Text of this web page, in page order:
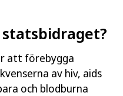
att förebygga
av hiv, aids
och blodburna